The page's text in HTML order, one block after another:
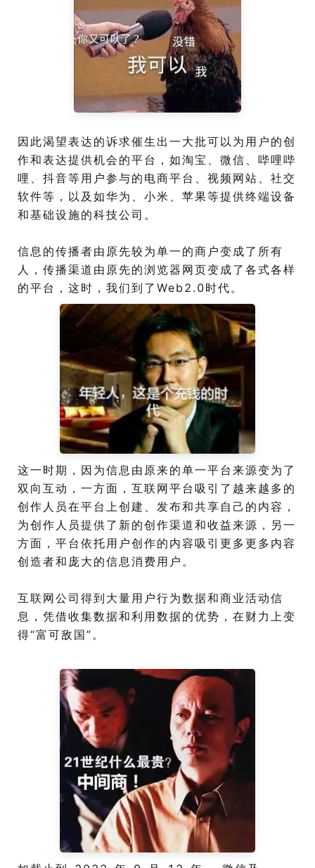
因此渴望表达的诉求催生出一大批可以为用户的创
作和表达提供机会的平台，如淘宝、微信、哔哩哔
哩、抖音等用户参与的电商平台、视频网站、社交
软件等，以及如华为、小米、苹果等提供终端设备
和基础设施的科技公司。
信息的传播者由原先较为单一的商户变成了所有
人，传播渠道由原先的浏览器网页变成了各式各样
的平台，这时，我们到了Web2.0时代。
这一时期，因为信息由原来的单一平台来源变为了
双向互动，一方面，互联网平台吸引了越来越多的
创作人员在平台上创建、发布和共享自己的内容，
为创作人员提供了新的创作渠道和收益来源，另一
方面，平台依托用户创作的内容吸引更多更多内容
创造者和庞大的信息消费用户。
互联网公司得到大量用户行为数据和商业活动信
息，凭借收集数据和利用数据的优势，在财力上变
得“富可敌国”。